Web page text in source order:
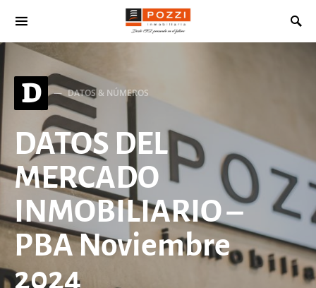
Search for:
D DATOS & NÚMEROS
DATOS DEL
MERCADO
INMOBILIARIO –
PBA Noviembre
2024